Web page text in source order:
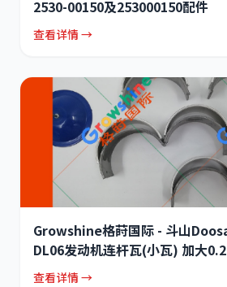
2530-00150及253000150配件
查看详情 →
Growshine格莳国际 - 斗山
DL06发动机连杆瓦(小瓦) 加大
查看详情 →